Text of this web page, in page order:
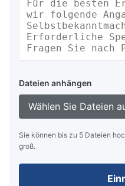
Dateien anhängen
Wählen Sie Dateien
Sie können bis zu 5 Dateien
groß.